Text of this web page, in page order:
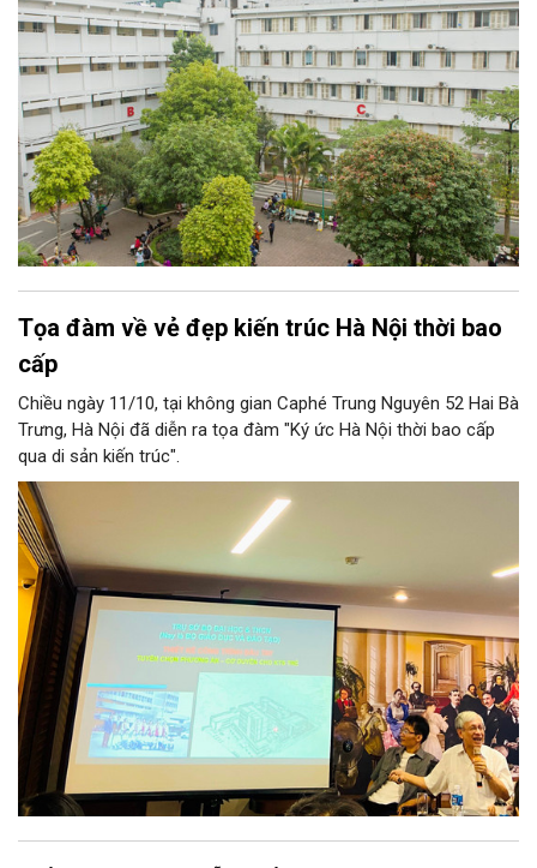
H1-4 tỷ lệ 1/2000 được phê duyệt.
Tọa đàm về vẻ đẹp kiến trúc Hà Nội thời bao
cấp
Chiều ngày 11/10, tại không gian Caphé Trung Nguyên 52 Hai Bà
Trưng, Hà Nội đã diễn ra tọa đàm "Ký ức Hà Nội thời bao cấp
qua di sản kiến trúc".